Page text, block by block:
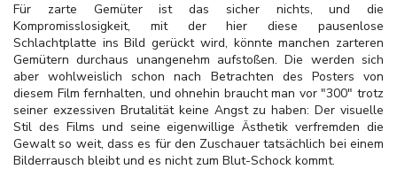
Für zarte Gemüter ist das sicher nichts, und die
Kompromisslosigkeit, mit der hier diese pausenlose
Schlachtplatte ins Bild gerückt wird, könnte manchen zarteren
Gemütern durchaus unangenehm aufstoßen. Die werden sich
aber wohlweislich schon nach Betrachten des Posters von
diesem Film fernhalten, und ohnehin braucht man vor "300" trotz
seiner exzessiven Brutalität keine Angst zu haben: Der visuelle
Stil des Films und seine eigenwillige Ästhetik verfremden die
Gewalt so weit, dass es für den Zuschauer tatsächlich bei einem
Bilderrausch bleibt und es nicht zum Blut-Schock kommt.